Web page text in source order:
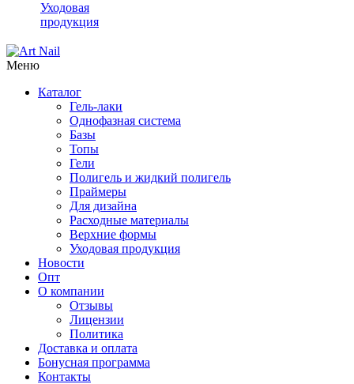
Уходовая
продукция
Меню
Каталог
Гель-лаки
Однофазная система
Базы
Топы
Гели
Полигель и жидкий полигель
Праймеры
Для дизайна
Расходные материалы
Верхние формы
Уходовая продукция
Новости
Опт
О компании
Отзывы
Лицензии
Политика
Доставка и оплата
Бонусная программа
Контакты